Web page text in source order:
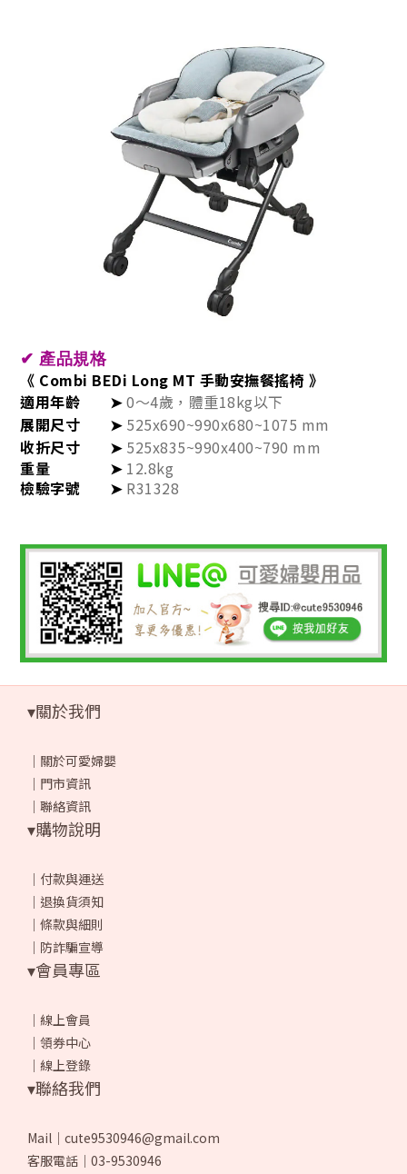
✔ 產品規格
《 Combi BEDi Long MT 手動安撫餐搖椅 》
適用年齡
➤0～4歲，體重18kg以下
展開尺寸
➤ 525x690~990x680~1075 mm
收折尺寸
➤ 525x835~990x400~790 mm
重量
➤ 12.8kg
檢驗字號
➤ R31328
▾關於我們
｜ 關於可愛婦嬰
｜ 門市資訊
｜ 聯絡資訊
▾購物說明
｜ 付款與運送
｜ 退換貨須知
｜ 條款與細則
｜ 防詐騙宣導
▾會員專區
｜ 線上會員
｜ 領券中心
｜ 線上登錄
▾聯絡我們
Mail｜cute9530946@gmail.com
客服電話｜03-9530946